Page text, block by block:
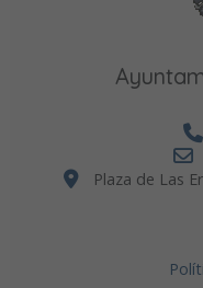
Plaza de Las